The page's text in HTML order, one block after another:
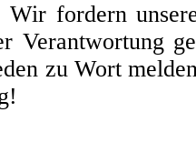
Wir fordern
Verantwortung
zu Wort